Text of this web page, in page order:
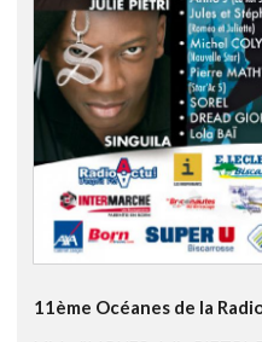
11ème Océanes de la